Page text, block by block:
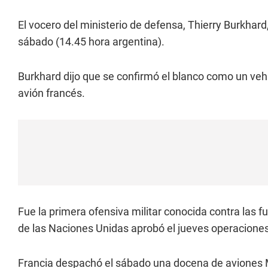
El vocero del ministerio de defensa, Thierry
sábado (14.45 hora argentina).
Burkhard dijo que se confirmó el blanco como un
avión francés.
Fue la primera ofensiva militar conocida contra las
de las Naciones Unidas aprobó el jueves
Francia despachó el sábado una docena de